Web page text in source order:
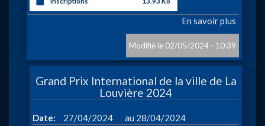
En savoir plus
Coupe
02/05/2024 - 10:39
Grand Prix International de la ville de La
Louvière 2024
Date 27/04/2024 à
28/04/2024